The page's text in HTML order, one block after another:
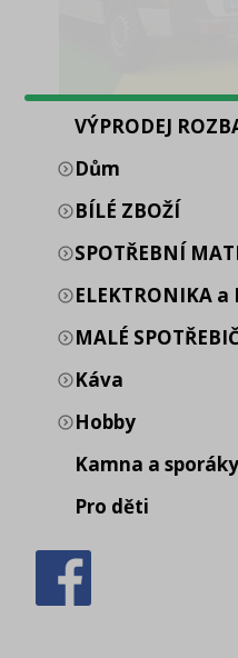
VÝPRODEJ
Dům
BÍLÉ ZBOŽÍ
SPOTŘEBNÍ
ELEKTRONIKA a
MALÉ
Káva
Hobby
Kamna a sporáky
Pro děti